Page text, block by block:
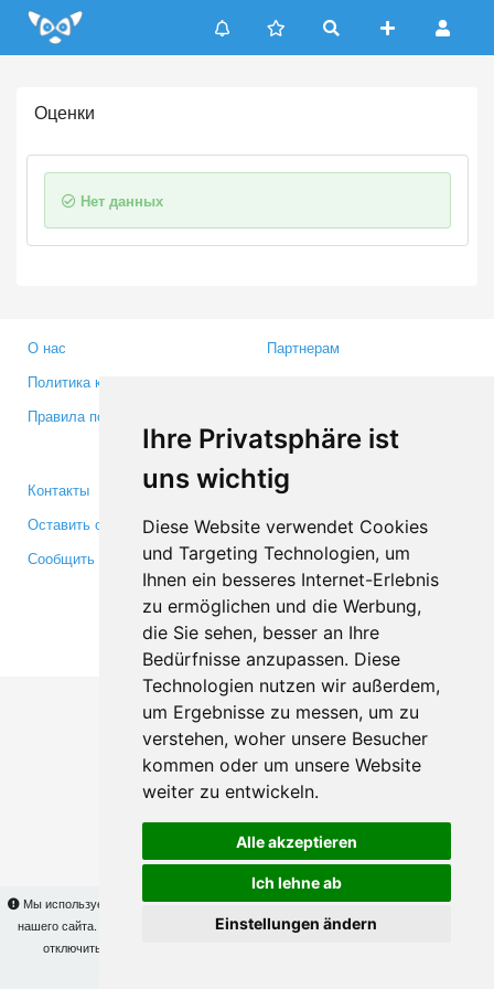
Ihre Privatsphäre ist
uns wichtig
Diese Website verwendet Cookies
und Targeting Technologien, um
Ihnen ein besseres Internet-Erlebnis
zu ermöglichen und die Werbung,
die Sie sehen, besser an Ihre
Bedürfnisse anzupassen. Diese
Technologien nutzen wir außerdem,
um Ergebnisse zu messen, um zu
verstehen, woher unsere Besucher
kommen oder um unsere Website
weiter zu entwickeln.
Alle akzeptieren
Ich lehne ab
Einstellungen ändern
Update cookies preferences
Мы используем cookies для того, чтобы Вы могли использовать весь функционал
нашего сайта. На
Вы сможете узнать подробности и, при желании,
отключить использование cookies. Продолжая пользоваться сайтом, Вы
Оценки
Нет данных
О нас
Политика конфиденциальности
Правила пользования
Партнерам
Медиа
Контакты
Оставить отзыв
Сообщить об ошибке
Facebook
Twitter
YouTube
Google+
Makis© Copyright 2026